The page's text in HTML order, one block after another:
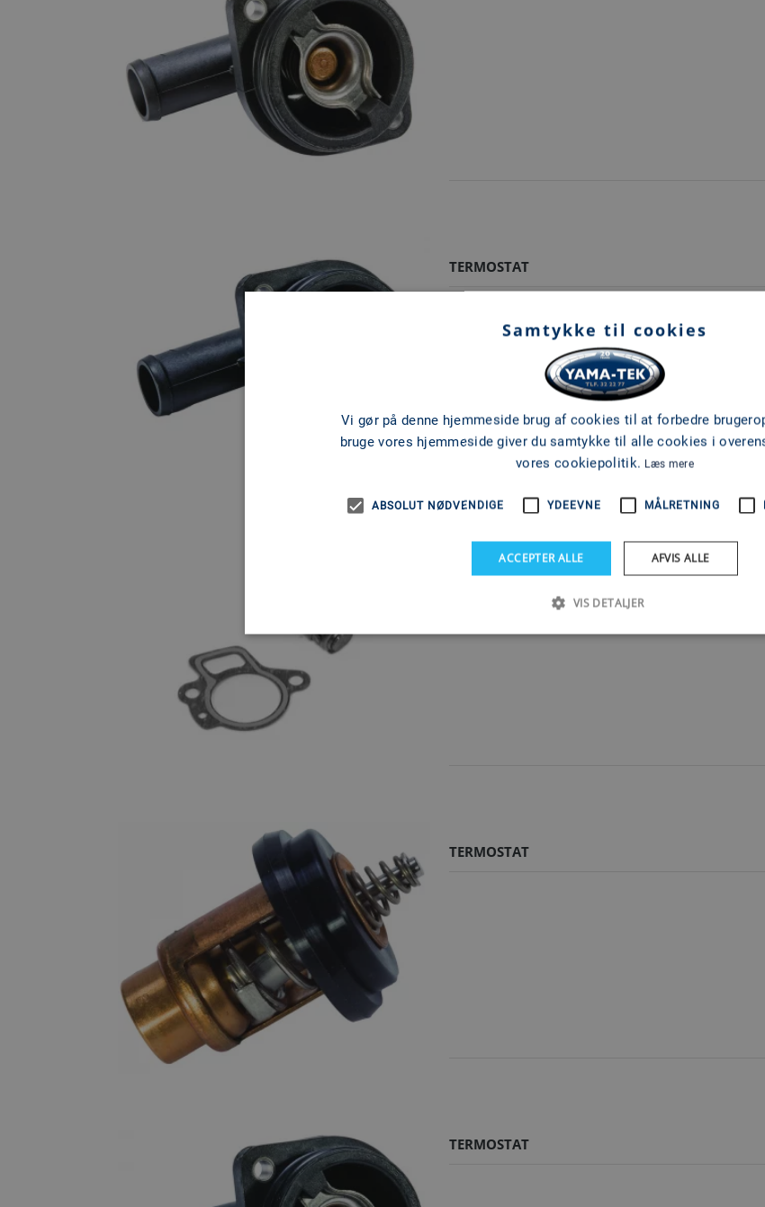
TERMOSTAT
TERMOSTAT
TERMOSTAT
TERMOSTAT
Samtykke til cookies
Vi gør på denne hjemmeside brug af cookies til at forbedre
bruge vores hjemmeside giver du samtykke til alle cookies i
vores cookiepolitik. Læs mere
ABSOLUT NØDVENDIGE YDEEVNE MÅLRETNING
ACCEPTER ALLE AFVIS ALLE
VIS DETALJER